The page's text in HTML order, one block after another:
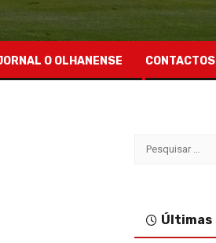
O OLHANENSE CONTACTOS
Pesquisar
Últimas